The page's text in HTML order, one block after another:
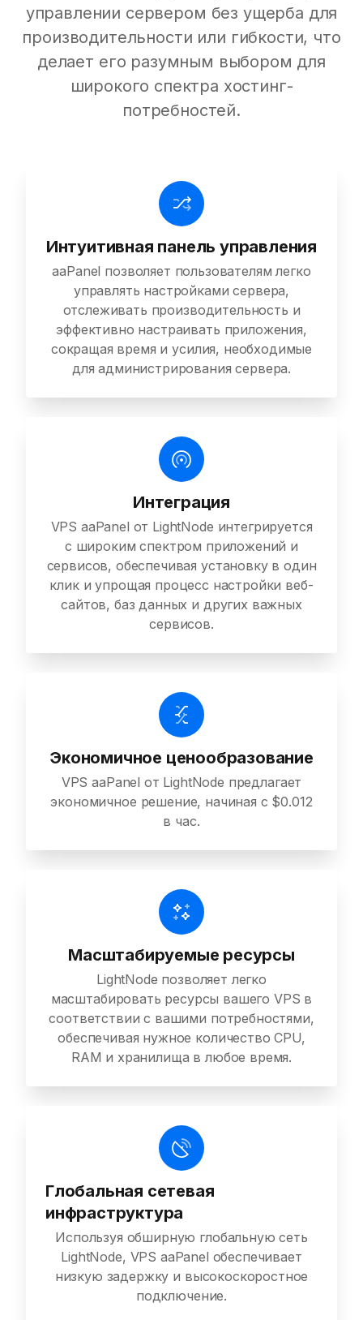
управлении сервером без ущерба для
производительности или гибкости, что
делает его разумным выбором для
широкого спектра хостинг-
потребностей.
Интуитивная панель управления
aaPanel позволяет пользователям легко
управлять настройками сервера,
отслеживать производительность и
эффективно настраивать приложения,
сокращая время и усилия, необходимые
для администрирования сервера.
Интеграция
VPS aaPanel от LightNode интегрируется
с широким спектром приложений и
сервисов, обеспечивая установку в один
клик и упрощая процесс настройки веб-
сайтов, баз данных и других важных
сервисов.
Экономичное ценообразование
VPS aaPanel от LightNode предлагает
экономичное решение, начиная с $0.012
в час.
Масштабируемые ресурсы
LightNode позволяет легко
масштабировать ресурсы вашего VPS в
соответствии с вашими потребностями,
обеспечивая нужное количество CPU,
RAM и хранилища в любое время.
Глобальная сетевая
инфраструктура
Используя обширную глобальную сеть
LightNode, VPS aaPanel обеспечивает
низкую задержку и высокоскоростное
подключение.